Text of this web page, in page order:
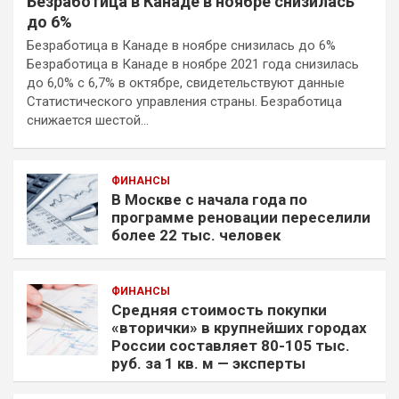
до 6%
Безработица в Канаде в ноябре снизилась до 6%
Безработица в Канаде в ноябре 2021 года снизилась
до 6,0% с 6,7% в октябре, свидетельствуют данные
Статистического управления страны. Безработица
снижается шестой…
ФИНАНСЫ
В Москве с начала года по
программе реновации переселили
более 22 тыс. человек
ФИНАНСЫ
Средняя стоимость покупки
«вторички» в крупнейших городах
России составляет 80-105 тыс.
руб. за 1 кв. м — эксперты